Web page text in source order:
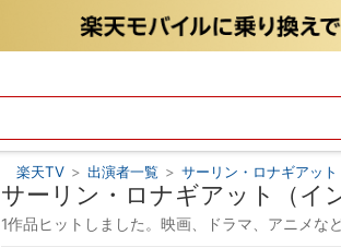
楽天TV > 出演者一覧 > サーリン・ロナギアッ
サーリン・ロナギアット（イ
1作品ヒットしました。映画、ドラマ、アニメな